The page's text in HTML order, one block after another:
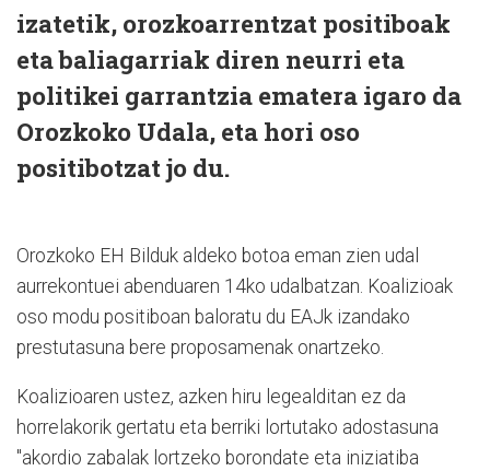
izatetik, orozkoarrentzat positiboak
eta baliagarriak diren neurri eta
politikei garrantzia ematera igaro da
Orozkoko Udala, eta hori oso
positibotzat jo du.
Orozkoko EH Bilduk aldeko botoa eman zien udal
aurrekontuei abenduaren 14ko udalbatzan. Koalizioak
oso modu positiboan baloratu du EAJk izandako
prestutasuna bere proposamenak onartzeko.
Koalizioaren ustez, azken hiru legealditan ez da
horrelakorik gertatu eta berriki lortutako adostasuna
"akordio zabalak lortzeko borondate eta iniziatiba